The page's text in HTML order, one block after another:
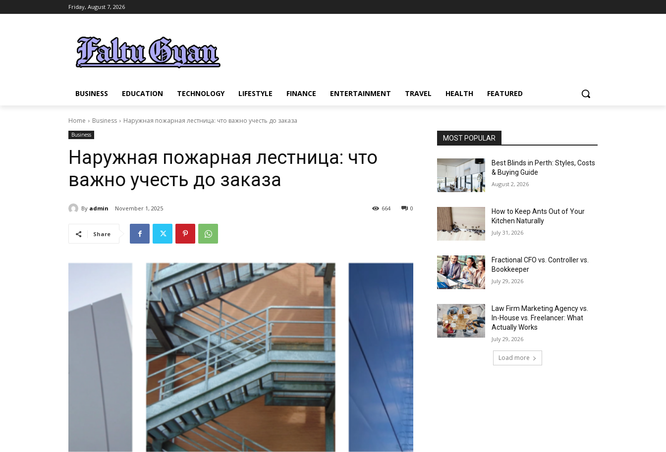
Friday, August 7, 2026
BUSINESS EDUCATION TECHNOLOGY LIFESTYLE FINANCE ENTERTAINMENT TRAVEL HEALTH FEATURED
Home Business Наружная пожарная лестница: что важно учесть до заказа
Business
Наружная пожарная лестница: что
важно учесть до заказа
By admin November 1, 2025 0
664
Share
MOST POPULAR
Best Blinds in Perth: Styles, Costs
& Buying Guide
August 2, 2026
How to Keep Ants Out of Your
Kitchen Naturally
July 31, 2026
Fractional CFO vs. Controller vs.
Bookkeeper
July 29, 2026
Law Firm Marketing Agency vs.
In-House vs. Freelancer: What
Actually Works
July 29, 2026
Load more